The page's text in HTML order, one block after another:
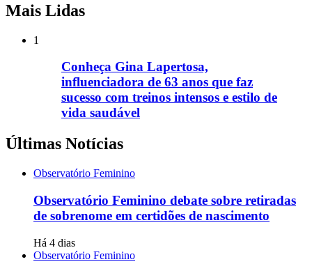
Mais Lidas
1
Conheça Gina Lapertosa,
influenciadora de 63 anos que faz
sucesso com treinos intensos e estilo de
vida saudável
Últimas Notícias
Observatório Feminino
Observatório Feminino debate sobre retiradas
de sobrenome em certidões de nascimento
Há 4 dias
Observatório Feminino